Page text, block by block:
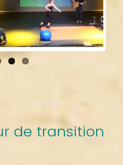
de transition